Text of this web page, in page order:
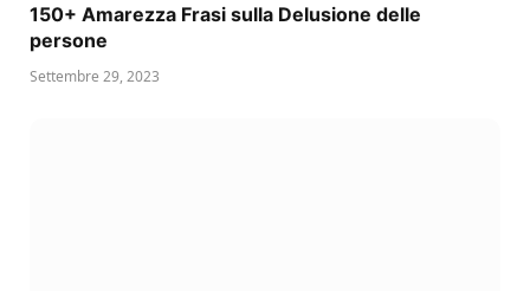
150+ Amarezza Frasi sulla Delusione delle
persone
Settembre 29, 2023